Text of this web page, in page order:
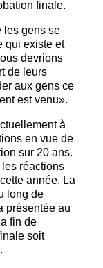
finale.
les gens se
qui existe et
devrions
de leurs
aux gens ce
est venu».
à
en vue de
sur 20 ans.
réactions
année. La
long de
présentée au
fin de
soit